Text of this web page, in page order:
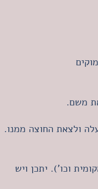
משם.
ולצאת החוצה ממנו.
וכו'). יתכן ויש